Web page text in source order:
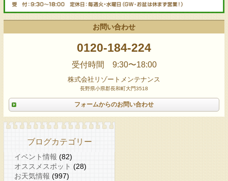
お問い合わせ
0120-184-224
受付時間 9:30〜18:00
株式会社リゾートメンテナンス
長野県小県郡長和町大門3518
フォームからのお問い合わせ
ブログカテゴリー
イベント情報 (82)
オススメスポット (28)
お天気情報 (997)